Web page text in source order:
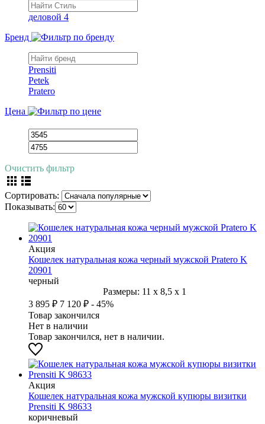
деловой 4
Бренд
Prensiti
Petek
Pratero
Цена
Очистить фильтр
Сортировать:
Показывать:
Акция
Кошелек натуральная кожа черный мужской Pratero K
20901
черный
Размеры: 11 x 8,5 x 1
3 895 ₽ 7 120 ₽ - 45%
Товар закончился
Нет в наличии
Товар закончился, нет в наличии.
Акция
Кошелек натуральная кожа мужской купюры визитки
Prensiti K 98633
коричневый